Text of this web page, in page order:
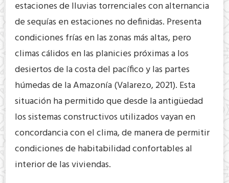
estaciones de lluvias torrenciales con alternancia
de sequías en estaciones no definidas. Presenta
condiciones frías en las zonas más altas, pero
climas cálidos en las planicies próximas a los
desiertos de la costa del pacífico y las partes
húmedas de la Amazonía (Valarezo, 2021). Esta
situación ha permitido que desde la antigüedad
los sistemas constructivos utilizados vayan en
concordancia con el clima, de manera de permitir
condiciones de habitabilidad confortables al
interior de las viviendas.